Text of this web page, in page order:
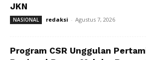
JKN
NASIONAL redaksi - Agustus 7, 2026
Program CSR Unggulan